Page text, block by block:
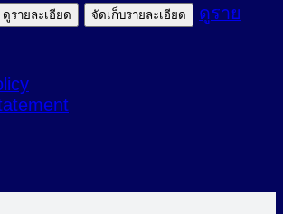
ดูรายละเอียด จัดเก็บรายละเอียด
ดูราย